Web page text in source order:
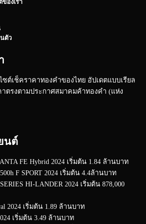
องเรา
ตัว
ซต์เช็คราคาทองคำของไทย อัปเดตแบบเรียล
าตรงตามประกาศสมาคมค้าทองคำ (แห่ง
นต์
FE Hybrid 2024 เริ่มต้น 1.84 ล้านบาท
F SPORT 2024 เริ่มต้น 4.4ล้านบาท
HI-LANDER 2024 เริ่มต้น 878,000
2024 เริ่มต้น 1.89 ล้านบาท
เริ่มต้น 3.49 ล้านบาท